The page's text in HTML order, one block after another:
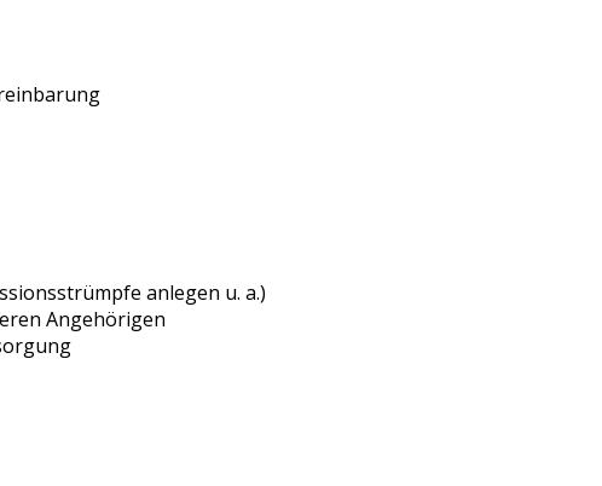
anlegen u. a.)
Angehörigen